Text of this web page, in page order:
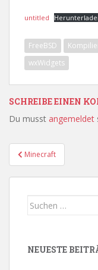
untitled
FreeBSD
wxWidgets
SCHREIBE EINEN
Du musst angemeldet
Minecraft
Suchen
NEUESTE